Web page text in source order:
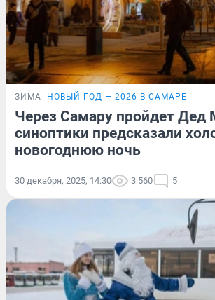
ЗИМА НОВЫЙ ГОД — 2026 В САМАРЕ
Через Самару пройдет Дед
синоптики предсказали
новогоднюю ночь
30 декабря, 2025, 14:30 3 560 5